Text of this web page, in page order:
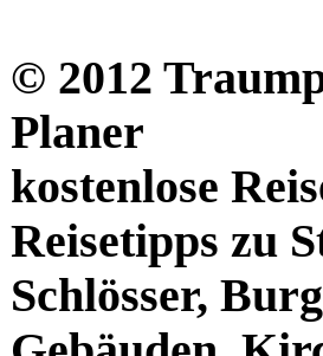
© 2012
Planer
kostenlose
Reisetipps zu
Schlösser,